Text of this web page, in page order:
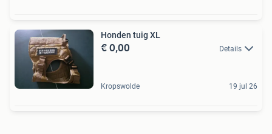
Honden tuig XL
€ 0,00 Details
Kropswolde 19 jul 26